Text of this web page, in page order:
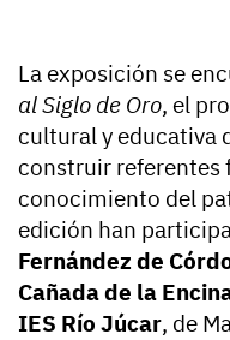
La exposición se
al Siglo de Oro, el
cultural y educativa
construir referentes
conocimiento del
edición han
Fernández de
Cañada de la
IES Río Júcar, de